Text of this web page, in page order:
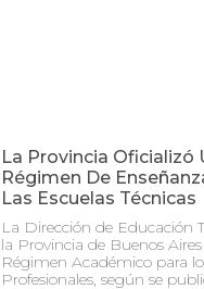
La Provincia Oficializó
Régimen De
Las Escuelas Técnicas
La Dirección de Educación
la Provincia de Buenos
Régimen Académico para
Profesionales, según se